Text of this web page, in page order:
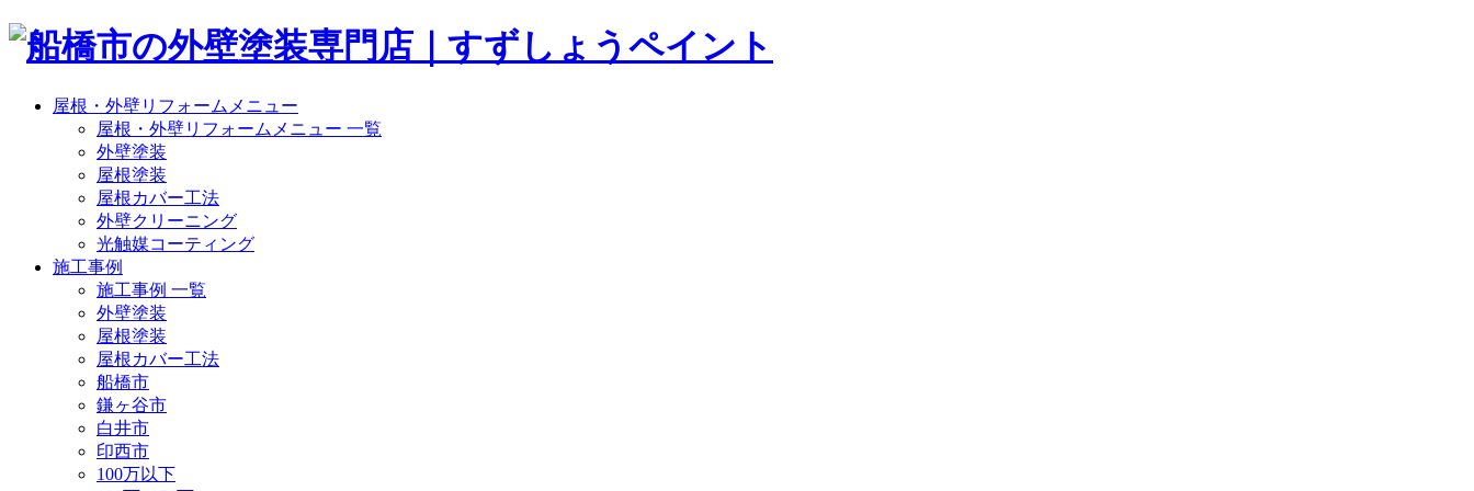
屋根・外壁リフォームメニュー
屋根・外壁リフォームメニュー 一覧
外壁塗装
屋根塗装
屋根カバー工法
外壁クリーニング
光触媒コーティング
施工事例
施工事例 一覧
外壁塗装
屋根塗装
屋根カバー工法
船橋市
鎌ヶ谷市
白井市
印西市
100万以下